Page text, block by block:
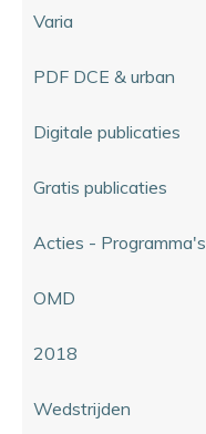
Varia
PDF DCE & urban
Digitale publicaties
Gratis publicaties
Acties - Programma's
OMD
2018
Wedstrijden